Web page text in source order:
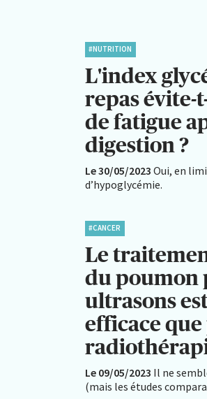
#NUTRITION
L'index
repas évite-
de fatigue
digestion ?
Le 30/05/2023 Oui, en
d’hypoglycémie.
#CANCER
Le
du poumon
ultrasons
efficace
Le 09/05/2023 Il ne
(mais les études